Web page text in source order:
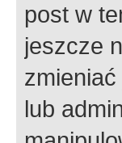
post w
jeszcze
zmieniać
lub